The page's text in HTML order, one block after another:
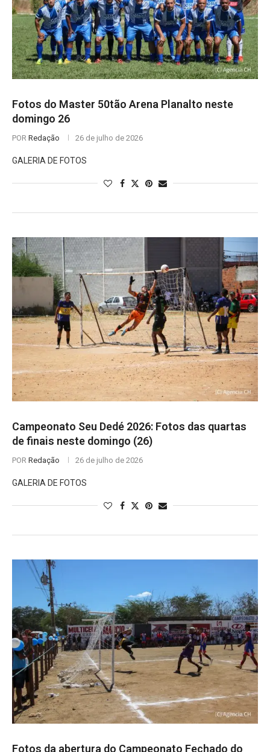
Fotos do Master 50tão Arena Planalto neste
domingo 26
POR Redação 26 de julho de 2026
GALERIA DE FOTOS
Campeonato Seu Dedé 2026: Fotos das quartas
de finais neste domingo (26)
POR Redação 26 de julho de 2026
GALERIA DE FOTOS
Fotos da abertura do Campeonato Fechado do